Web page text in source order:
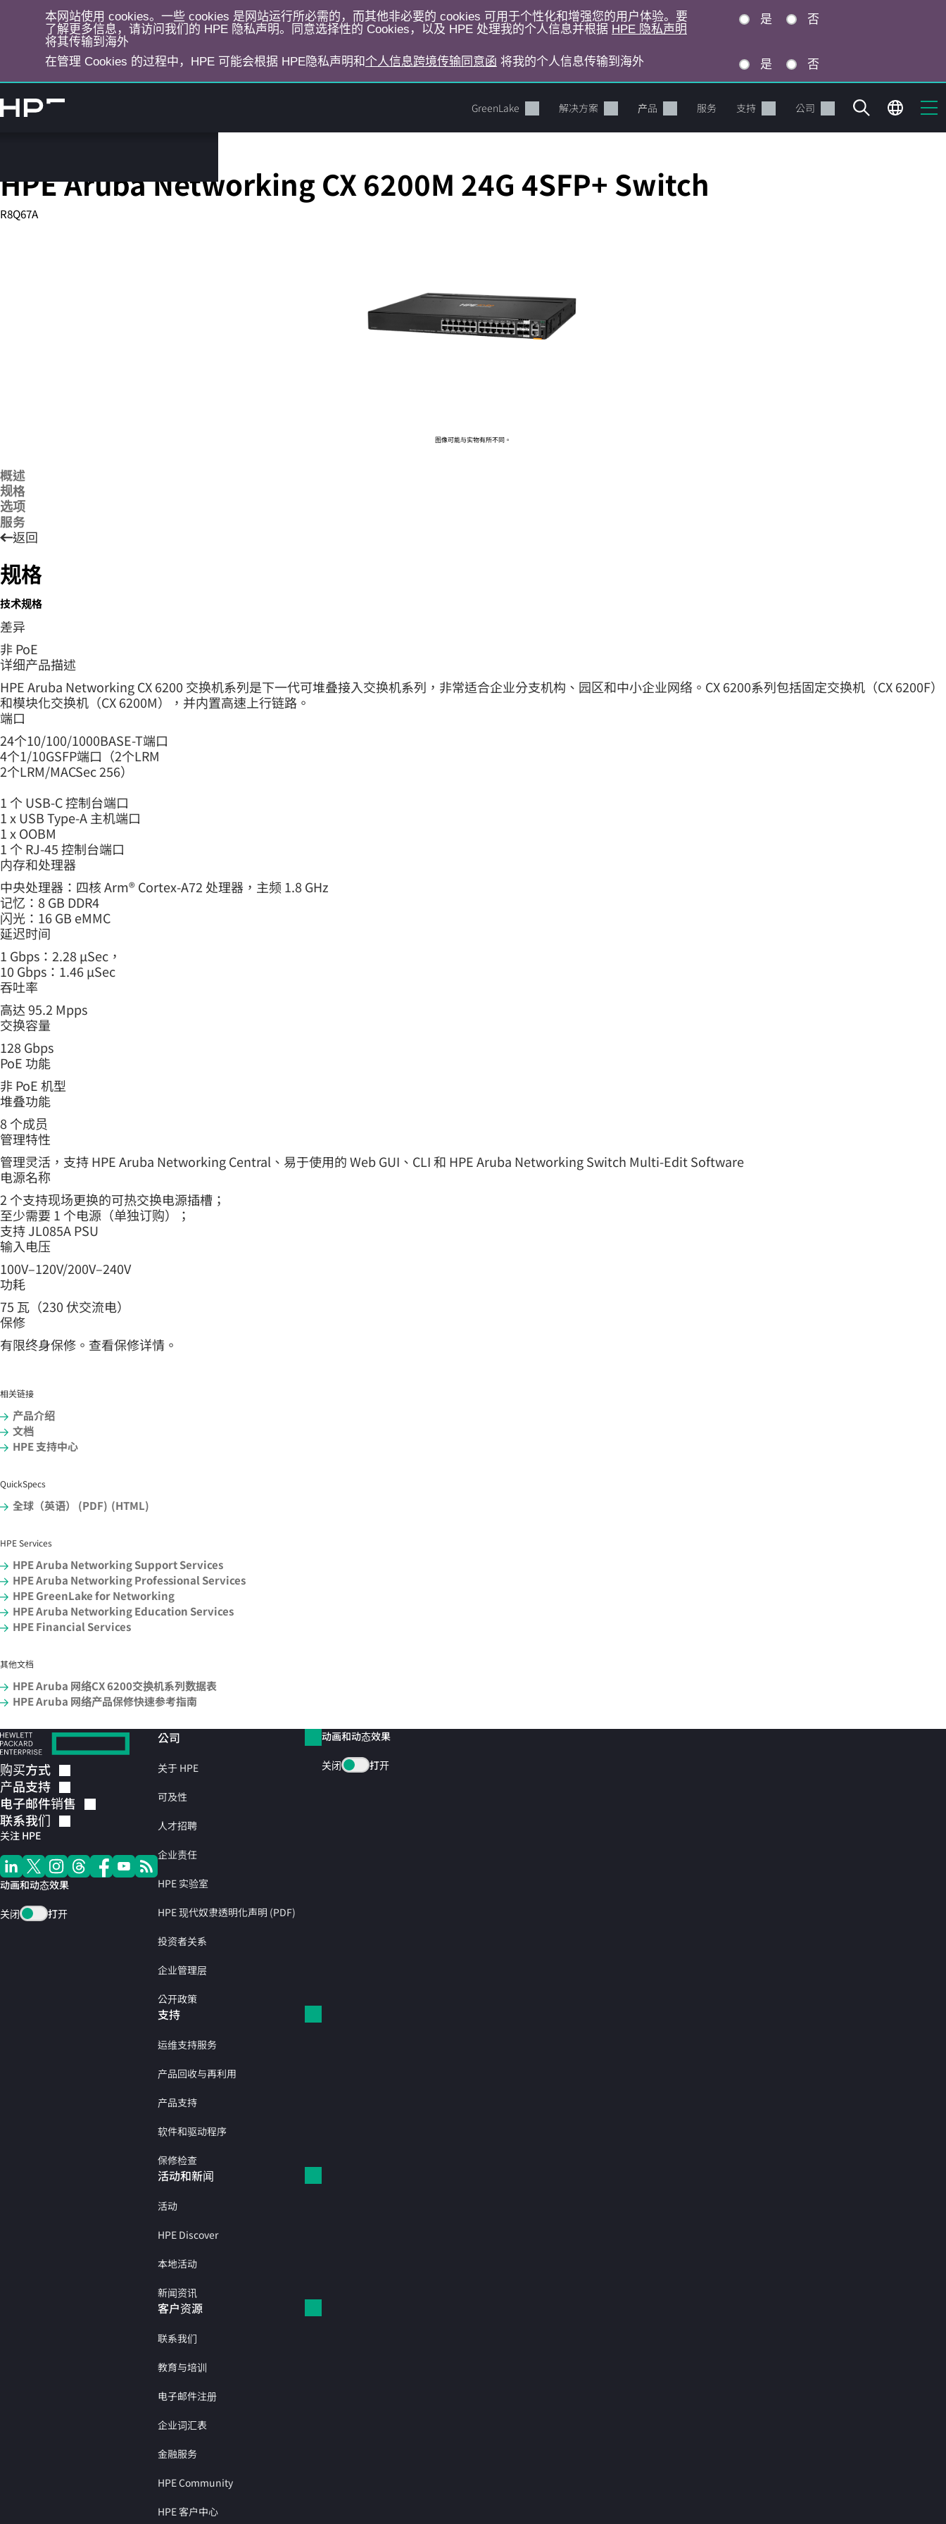
本网站使用 cookies。一些 cookies 是网站运行所必需的，而其他非必要的 cookies 可用于个性化和增强您的用户体验。要
了解更多信息，请访问我们的 HPE 隐私声明。同意选择性的 Cookies，以及 HPE 处理我的个人信息并根据 HPE 隐私声明
将其传输到海外
是 否
在管理 Cookies 的过程中，HPE 可能会根据 HPE隐私声明和 个人信息跨境传输同意函 将我的个人信息传输到海外 是 否
转
到
GreenLake 解决方案 产品 服务 支持 公司
您的购物车目前是空的
前往 HPE 商店浏览、配置和订购。
HPE Aruba Networking CX 6200M 24G 4SFP+ Switch
R8Q67A
图像可能与实物有所不同。
概述
规格
选项
服务
返回
规格
技术规格
差异
非 PoE
详细产品描述
HPE Aruba Networking CX 6200 交换机系列是下一代可堆叠接入交换机系列，非常适合企业分支机构、园区和中小企业网络。CX 6200系列包括固定交换机（CX 6200F）
和模块化交换机（CX 6200M），并内置高速上行链路。
端口
24个10/100/1000BASE-T端口
4个1/10GSFP端口（2个LRM
2个LRM/MACSec 256）
1 个 USB-C 控制台端口
1 x USB Type-A 主机端口
1 x OOBM
1 个 RJ-45 控制台端口
内存和处理器
中央处理器：四核 Arm® Cortex-A72 处理器，主频 1.8 GHz
记忆：8 GB DDR4
闪光：16 GB eMMC
延迟时间
1 Gbps：2.28 μSec，
10 Gbps：1.46 μSec
吞吐率
高达 95.2 Mpps
交换容量
128 Gbps
PoE 功能
非 PoE 机型
堆叠功能
8 个成员
管理特性
管理灵活，支持 HPE Aruba Networking Central、易于使用的 Web GUI、CLI 和 HPE Aruba Networking Switch Multi-Edit Software
电源名称
2 个支持现场更换的可热交换电源插槽；
至少需要 1 个电源（单独订购）；
支持 JL085A PSU
输入电压
100V–120V/200V–240V
功耗
75 瓦（230 伏交流电）
保修
有限终身保修 。查看保修详情。
相关链接
产品介绍
文档
HPE 支持中心
QuickSpecs
全球（英语） (PDF) (HTML)
HPE Services
HPE Aruba Networking Support Services
HPE Aruba Networking Professional Services
HPE GreenLake for Networking
HPE Aruba Networking Education Services
HPE Financial Services
其他文档
HPE Aruba 网络CX 6200交换机系列数据表
HPE Aruba 网络产品保修快速参考指南
购买方式
产品支持
电子邮件销售
联系我们
关注 HPE
动画和动态效果
关闭 打开
公司
关于 HPE
可及性
人才招聘
企业责任
HPE 实验室
HPE 现代奴隶透明化声明 (PDF)
投资者关系
企业管理层
公开政策
支持
运维支持服务
产品回收与再利用
产品支持
软件和驱动程序
保修检查
活动和新闻
活动
HPE Discover
本地活动
新闻资讯
客户资源
联系我们
教育与培训
电子邮件注册
企业词汇表
金融服务
HPE Community
HPE 客户中心
动画和动态效果
关闭 打开